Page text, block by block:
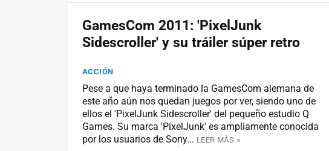
GamesCom 2011: 'PixelJunk
Sidescroller' y su tráiler súper retro
ACCIÓN
Pese a que haya terminado la GamesCom alemana de
este año aún nos quedan juegos por ver, siendo uno de
ellos el 'PixelJunk Sidescroller' del pequeño estudio Q
Games. Su marca 'PixelJunk' es ampliamente conocida
por los usuarios de Sony... LEER MÁS »